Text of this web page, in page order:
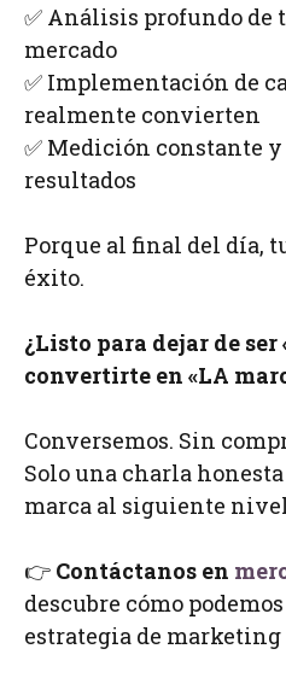
✅ Análisis profundo de
mercado
✅ Implementación de
realmente convierten
✅ Medición constante
resultados
Porque al final del día,
éxito.
¿Listo para dejar de ser
convertirte en «LA
Conversemos. Sin
Solo una charla
marca al siguiente
👉 Contáctanos en
descubre cómo
estrategia de